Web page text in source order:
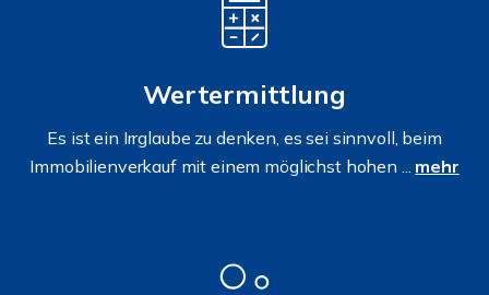
Wertermittlung
Es ist ein Irrglaube zu denken, es sei sinnvoll, beim
Immobilienverkauf mit einem möglichst hohen ... mehr